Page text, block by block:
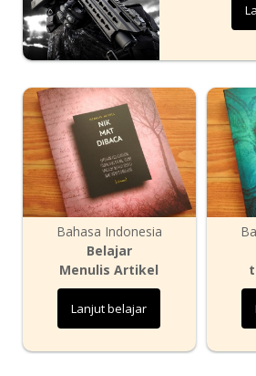
Bahasa Indonesia
Belajar
Menulis Artikel
Lanjut belajar